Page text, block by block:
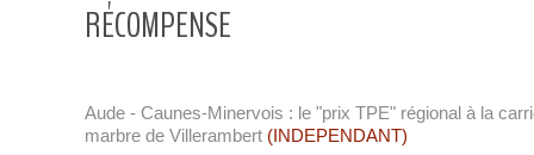
RÉCOMPENSE
Aude - Caunes-Minervois : le "prix TPE" régional à la
marbre de Villerambert (INDEPENDANT)